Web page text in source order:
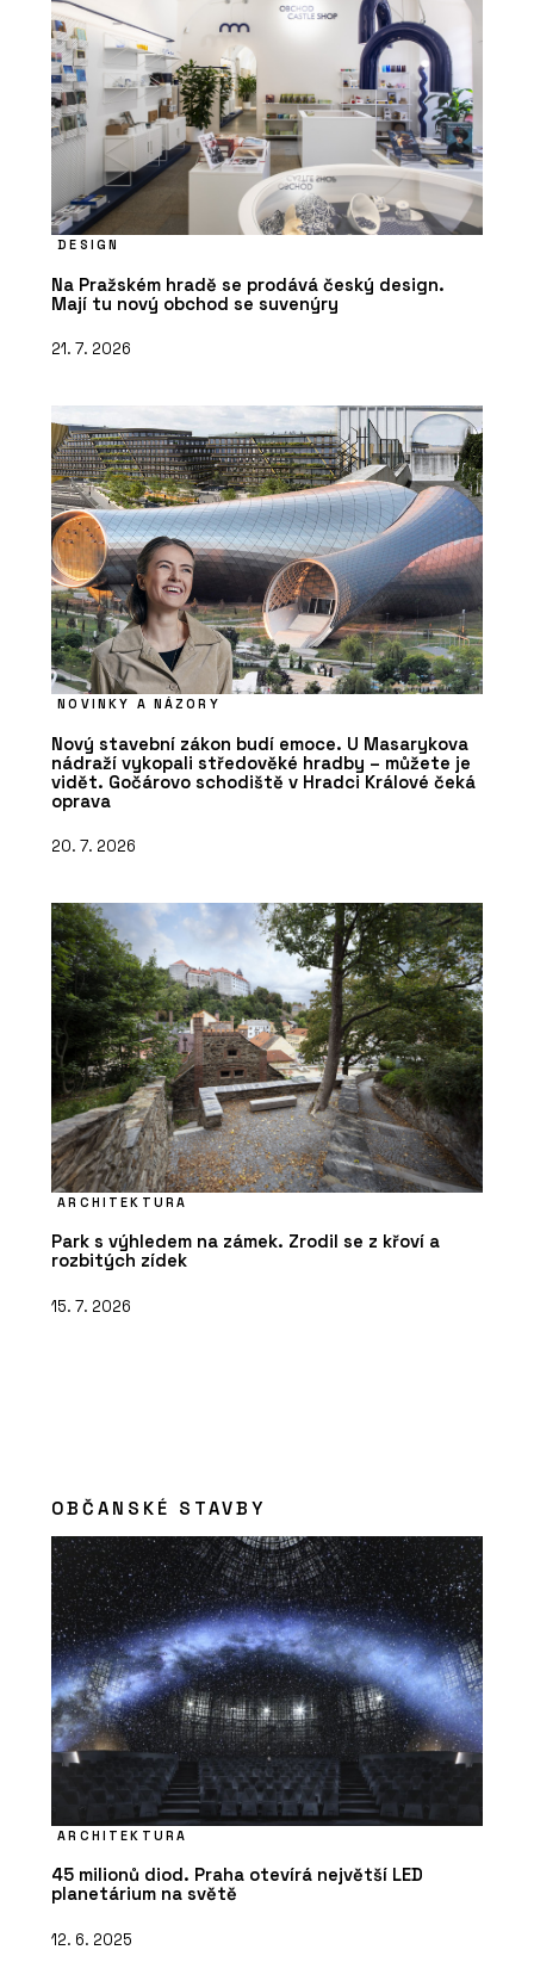
DESIGN
Na Pražském hradě se prodává český design.
Mají tu nový obchod se suvenýry
21. 7. 2026
NOVINKY A NÁZORY
Nový stavební zákon budí emoce. U Masarykova
nádraží vykopali středověké hradby – můžete je
vidět. Gočárovo schodiště v Hradci Králové čeká
oprava
20. 7. 2026
ARCHITEKTURA
Park s výhledem na zámek. Zrodil se z křoví a
rozbitých zídek
15. 7. 2026
OBČANSKÉ STAVBY
ARCHITEKTURA
45 milionů diod. Praha otevírá největší LED
planetárium na světě
12. 6. 2025